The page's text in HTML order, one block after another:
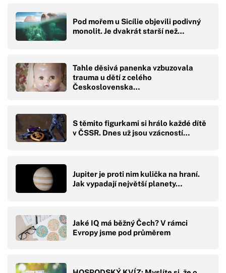
Pod mořem u Sicílie objevili podivný
monolit. Je dvakrát starší než…
Tahle děsivá panenka vzbuzovala
trauma u dětí z celého
Československa…
S těmito figurkami si hrálo každé dítě
v ČSSR. Dnes už jsou vzácností…
Jupiter je proti nim kulička na hraní.
Jak vypadají největší planety…
Jaké IQ má běžný Čech? V rámci
Evropy jsme pod průměrem